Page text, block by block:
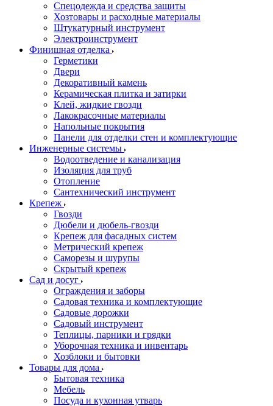
Спецодежда и средства защиты
Хозтовары и расходные материалы
Штукатурный инструмент
Электроинструмент
Финишная отделка
Герметики
Двери
Декоративный камень
Керамическая плитка и затирки
Клей, жидкие гвозди
Лакокрасочные материалы
Напольные покрытия
Панели для отделки стен и комплектующие
Инженерные системы
Водоотведение и канализация
Изоляция для труб
Отопление
Сантехнический инструмент
Крепеж
Гвозди
Дюбели и дюбель-гвозди
Крепеж для фасадных систем
Метрический крепеж
Саморезы и шурупы
Скрытый крепеж
Сад и досуг
Ограждения и заборы
Садовая техника и комплектующие
Садовые дорожки
Садовый инструмент
Теплицы, парники и грядки
Уборочная техника и инвентарь
Хозблоки и бытовки
Товары для дома
Бытовая техника
Мебель
Посуда и кухонная утварь